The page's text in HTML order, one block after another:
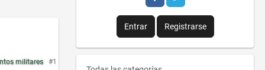
militares #1
Entrar Registrarse
E